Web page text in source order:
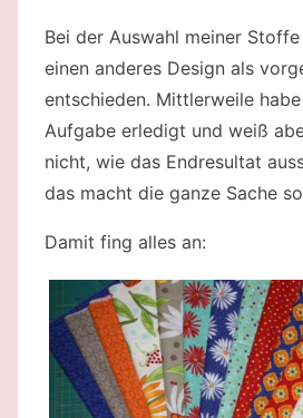
Bei der Auswahl meiner
einen anderes Design als
entschieden. Mittlerweile
Aufgabe erledigt und weiß
nicht, wie das Endresultat
das macht die ganze Sache
Damit fing alles an: